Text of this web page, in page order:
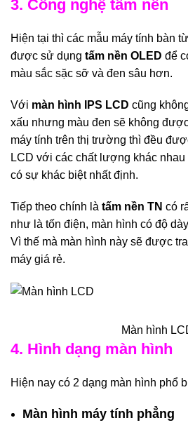
3. Công nghệ tấm nền
Hiện tại thì các mẫu máy tính bàn
được sử dụng tấm nền OLED để
màu sắc sặc sỡ và đen sâu hơn.
Với màn hình IPS LCD cũng
xấu nhưng màu đen sẽ không
máy tính trên thị trường thì đều
LCD với các chất lượng khác
có sự khác biệt nhất định.
Tiếp theo chính là tấm nền TN có
như là tốn điện, màn hình có độ
Vì thế mà màn hình này sẽ được
máy giá rẻ.
Màn hình
4. Hình dạng màn hình
Hiện nay có 2 dạng màn hình phổ
Màn hình máy tính phẳng